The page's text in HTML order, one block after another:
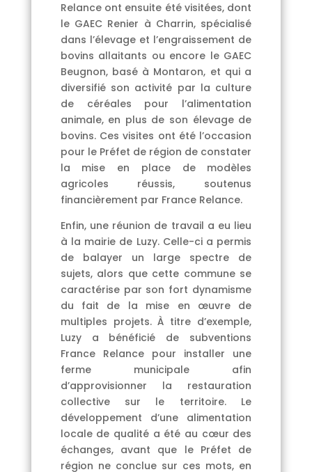
Relance ont ensuite été visitées, dont
le GAEC Renier à Charrin, spécialisé
dans l’élevage et l’engraissement de
bovins allaitants ou encore le GAEC
Beugnon, basé à Montaron, et qui a
diversifié son activité par la culture
de céréales pour l’alimentation
animale, en plus de son élevage de
bovins. Ces visites ont été l’occasion
pour le Préfet de région de constater
la mise en place de modèles
agricoles réussis, soutenus
financièrement par France Relance.
Enfin, une réunion de travail a eu lieu
à la mairie de Luzy. Celle-ci a permis
de balayer un large spectre de
sujets, alors que cette commune se
caractérise par son fort dynamisme
du fait de la mise en œuvre de
multiples projets. À titre d’exemple,
Luzy a bénéficié de subventions
France Relance pour installer une
ferme municipale afin
d’approvisionner la restauration
collective sur le territoire. Le
développement d’une alimentation
locale de qualité a été au cœur des
échanges, avant que le Préfet de
région ne conclue sur ces mots, en